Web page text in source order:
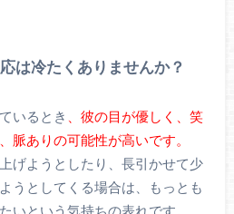
は冷たくありませんか？
いるとき
、彼の目が優しく、笑
脈ありの可能性が高いです。
げようとしたり、長引かせて少
うとしてくる場合は、もっとも
いという気持ちの表れです。